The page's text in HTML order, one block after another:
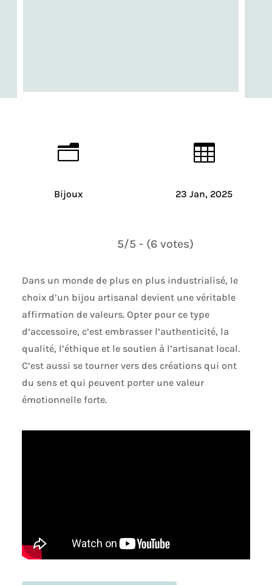
n
Bijoux

23 Jan, 2025
5/5 - (6 votes)
Dans un monde de plus en plus industrialisé, le
choix d’un bijou artisanal devient une véritable
affirmation de valeurs. Opter pour ce type
d’accessoire, c’est embrasser l’authenticité, la
qualité, l’éthique et le soutien à l’artisanat local.
C’est aussi se tourner vers des créations qui ont
du sens et qui peuvent porter une valeur
émotionnelle forte.